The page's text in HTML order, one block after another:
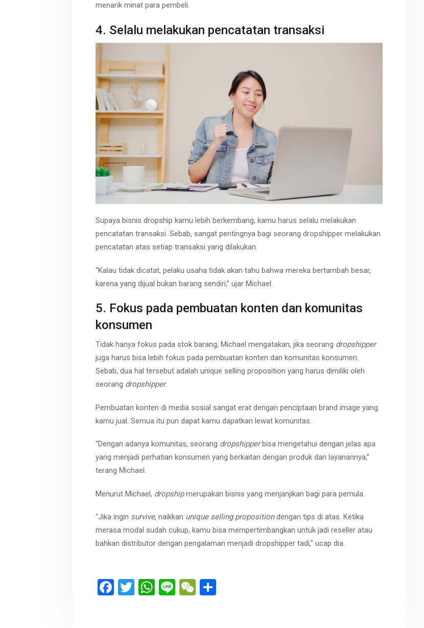
menarik minat para pembeli.
4. Selalu melakukan pencatatan transaksi
Supaya bisnis dropship kamu lebih berkembang, kamu harus selalu melakukan
pencatatan transaksi. Sebab, sangat pentingnya bagi seorang dropshipper melakukan
pencatatan atas setiap transaksi yang dilakukan.
“Kalau tidak dicatat, pelaku usaha tidak akan tahu bahwa mereka bertambah besar,
karena yang dijual bukan barang sendiri,” ujar Michael.
5. Fokus pada pembuatan konten dan komunitas
konsumen
Tidak hanya fokus pada stok barang, Michael mengatakan, jika seorang dropshipper
juga harus bisa lebih fokus pada pembuatan konten dan komunitas konsumen.
Sebab, dua hal tersebut adalah unique selling proposition yang harus dimiliki oleh
seorang dropshipper.
Pembuatan konten di media sosial sangat erat dengan penciptaan brand image yang
kamu jual. Semua itu pun dapat kamu dapatkan lewat komunitas.
“Dengan adanya komunitas, seorang dropshipperbisa mengetahui dengan jelas apa
yang menjadi perhatian konsumen yang berkaitan dengan produk dan layanannya,”
terang Michael.
Menurut Michael, dropshipmerupakan bisnis yang menjanjikan bagi para pemula.
“Jika ingin survive, naikkan unique selling propositiondengan tips di atas. Ketika
merasa modal sudah cukup, kamu bisa mempertimbangkan untuk jadi reseller atau
bahkan distributor dengan pengalaman menjadi dropshipper tadi,” ucap dia.
F
T
W Li
W